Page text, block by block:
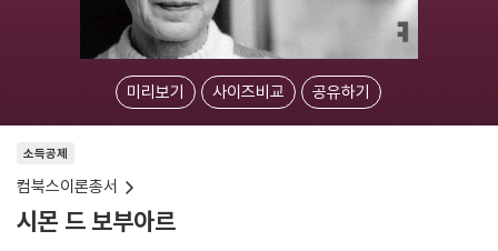
미리보기 사이즈비교 공유하기
소득공제
컴북스이론총서
시몬 드 보부아르